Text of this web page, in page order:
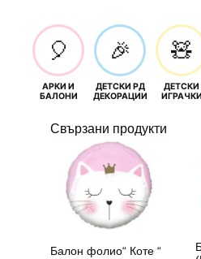
🎈
АРКИ И
БАЛОНИ
🎉
ДЕТСКИ РД
ДЕКОРАЦИИ
🧸
ДЕТСКИ
ИГРАЧКИ
Свързани продукти
Балон фолио“ Коте “